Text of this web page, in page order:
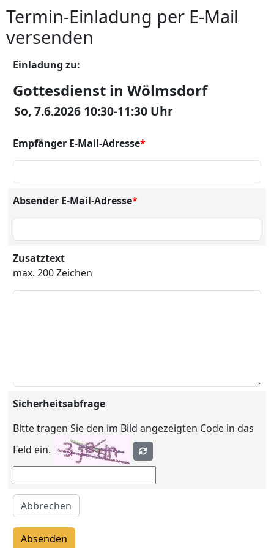
Termin-Einladung per E-Mail
versenden
Einladung zu:
Gottesdienst in Wölmsdorf
So, 7.6.2026 10:30-11:30 Uhr
Empfänger E-Mail-Adresse*
Absender E-Mail-Adresse*
Zusatztext
max. 200 Zeichen
Sicherheitsabfrage
Bitte tragen Sie den im Bild angezeigten Code in das
Feld ein.
Abbrechen
Absenden